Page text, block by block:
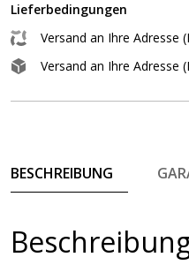
Lieferbedingungen
Versand an Ihre Adresse
Versand an Ihre Adresse
BESCHREIBUNG